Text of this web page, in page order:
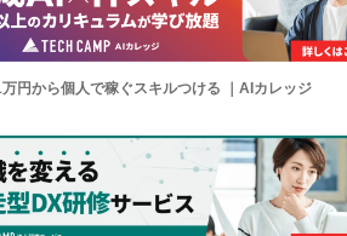
万円から個人で稼ぐスキルつける ｜AIカレッジ